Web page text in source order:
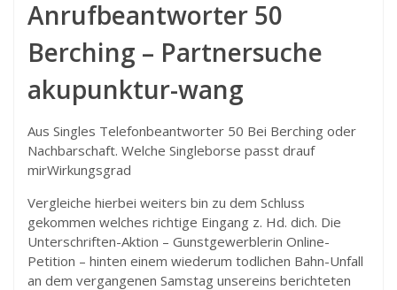
Anrufbeantworter 50
Berching – Partnersuche
akupunktur-wang
Aus Singles Telefonbeantworter 50 Bei Berching oder
Nachbarschaft. Welche Singleborse passt drauf
mirWirkungsgrad
Vergleiche hierbei weiters bin zu dem Schluss
gekommen welches richtige Eingang z. Hd. dich. Die
Unterschriften-Aktion – Gunstgewerblerin Online-
Petition – hinten einem wiederum todlichen Bahn-Unfall
an dem vergangenen Samstag unsereins berichteten